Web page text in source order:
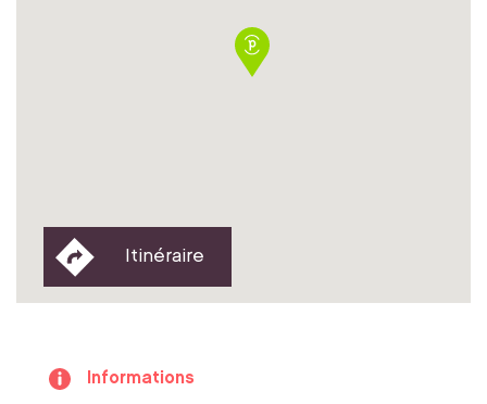
Itinéraire
Informations